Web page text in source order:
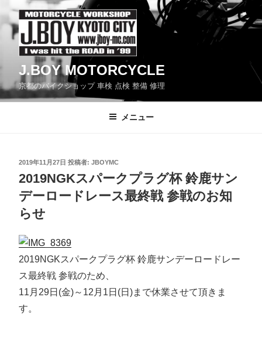
ン
へ
J.BOY MOTORCYCLE
京都のバイクショップ 車検 点検 整備 修理
メニュー
投
稿
日:
2019年11月27日 投稿者: JBOYMC
2019NGKスパークプラグ杯 鈴鹿サン
デーロードレース最終戦 参戦のお知
らせ
2019NGKスパークプラグ杯 鈴鹿サンデーロードレー
ス最終戦 参戦のため、
11月29日(金)～12月1日(日)まで休業させて頂きま
す。